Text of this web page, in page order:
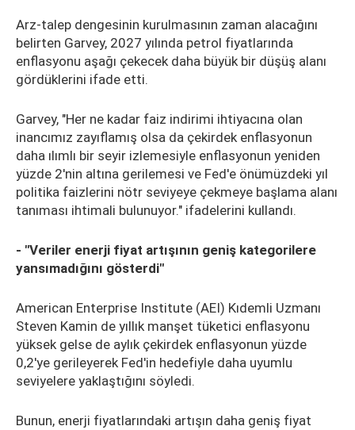
Arz-talep dengesinin kurulmasının zaman alacağını
belirten Garvey, 2027 yılında petrol fiyatlarında
enflasyonu aşağı çekecek daha büyük bir düşüş alanı
gördüklerini ifade etti.
Garvey, "Her ne kadar faiz indirimi ihtiyacına olan
inancımız zayıflamış olsa da çekirdek enflasyonun
daha ılımlı bir seyir izlemesiyle enflasyonun yeniden
yüzde 2'nin altına gerilemesi ve Fed'e önümüzdeki yıl
politika faizlerini nötr seviyeye çekmeye başlama alanı
tanıması ihtimali bulunuyor." ifadelerini kullandı.
- "Veriler enerji fiyat artışının geniş kategorilere
yansımadığını gösterdi"
American Enterprise Institute (AEI) Kıdemli Uzmanı
Steven Kamin de yıllık manşet tüketici enflasyonu
yüksek gelse de aylık çekirdek enflasyonun yüzde
0,2'ye gerileyerek Fed'in hedefiyle daha uyumlu
seviyelere yaklaştığını söyledi.
Bunun, enerji fiyatlarındaki artışın daha geniş fiyat